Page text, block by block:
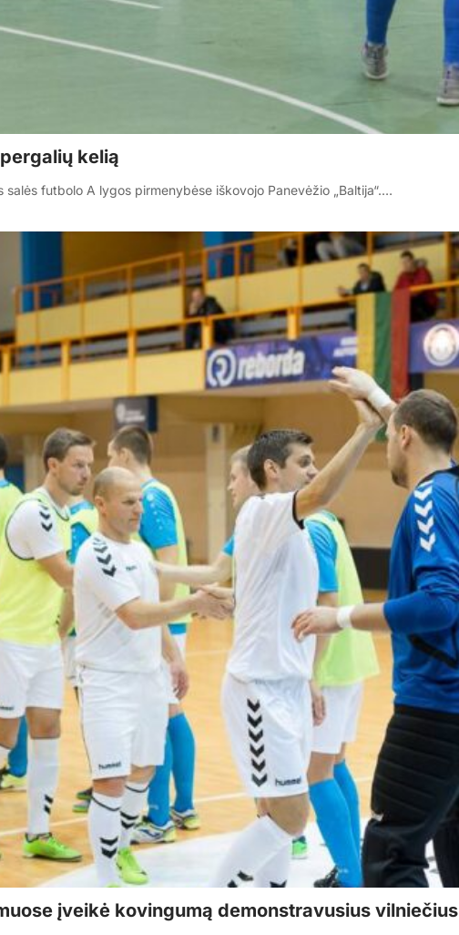
kelią
salės futbolo A lygos pirmenybėse iškovojo Panevėžio „Baltija“.…
įveikė kovingumą demonstravusius vilniečius